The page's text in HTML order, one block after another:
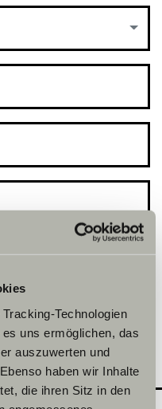
Technologien
uns ermöglichen, das
auszuwerten und
haben wir Inhalte
die ihren Sitz in den